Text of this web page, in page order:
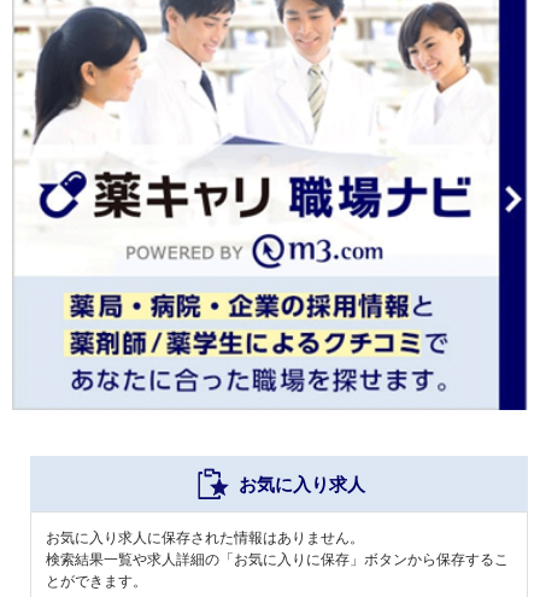
お気に入り求人
お気に入り求人に保存された情報はありません。
検索結果一覧や求人詳細の「お気に入りに保存」ボタンから保存するこ
とができます。